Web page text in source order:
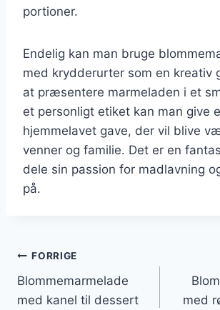
portioner.
Endelig kan man bruge
med krydderurter som en kreativ
at præsentere marmeladen i et
et personligt etiket kan man give
hjemmelavet gave, der vil blive
venner og familie. Det er en
dele sin passion for madlavning
på.
Indlægsnavigation
FORRIGE
Blommemarmelade
med kanel til dessert
med